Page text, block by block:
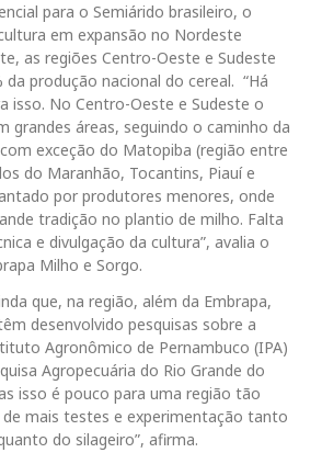
para o Semiárido brasileiro, o
em expansão no Nordeste
as regiões Centro-Oeste e Sudeste
produção nacional do cereal. “Há
isso. No Centro-Oeste e Sudeste o
grandes áreas, seguindo o caminho da
exceção do Matopiba (região entre
do Maranhão, Tocantins, Piauí e
por produtores menores, onde
tradição no plantio de milho. Falta
e divulgação da cultura”, avalia o
Milho e Sorgo.
que, na região, além da Embrapa,
desenvolvido pesquisas sobre a
Agronômico de Pernambuco (IPA)
Agropecuária do Rio Grande do
isso é pouco para uma região tão
de mais testes e experimentação tanto
do silageiro”, afirma.